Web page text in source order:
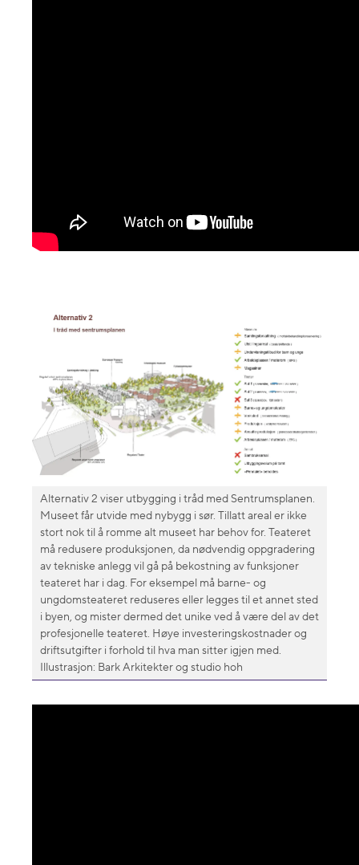
Alternativ 2 viser utbygging i tråd med Sentrumsplanen.
Museet får utvide med nybygg i sør. Tillatt areal er ikke
stort nok til å romme alt museet har behov for. Teateret
må redusere produksjonen, da nødvendig oppgradering
av tekniske anlegg vil gå på bekostning av funksjoner
teateret har i dag. For eksempel må barne- og
ungdomsteateret reduseres eller legges til et annet sted
i byen, og mister dermed det unike ved å være del av det
profesjonelle teateret. Høye investeringskostnader og
driftsutgifter i forhold til hva man sitter igjen med.
Illustrasjon: Bark Arkitekter og studio hoh